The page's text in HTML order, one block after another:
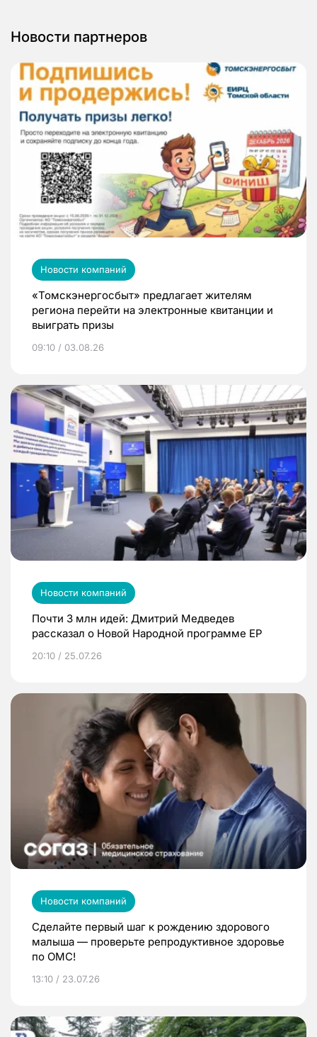
Новости партнеров
Новости компаний
«Томскэнергосбыт» предлагает жителям
региона перейти на электронные квитанции и
выиграть призы
09:10 / 03.08.26
Новости компаний
Почти 3 млн идей: Дмитрий Медведев
рассказал о Новой Народной программе ЕР
20:10 / 25.07.26
Новости компаний
Сделайте первый шаг к рождению здорового
малыша — проверьте репродуктивное здоровье
по ОМС!
13:10 / 23.07.26